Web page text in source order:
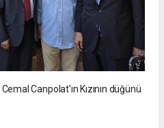
Canpolat'ın Kızının düğünü